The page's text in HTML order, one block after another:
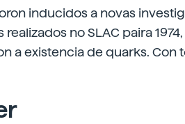
inducidos a novas
no SLAC paira
a existencia de quarks.